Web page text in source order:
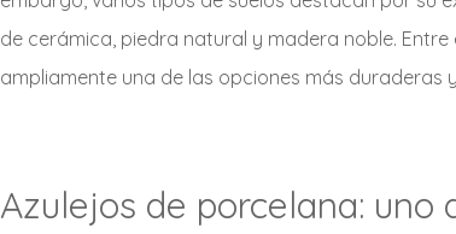
de cerámica, piedra natural y madera noble.
ampliamente una de las opciones más duraderas
Azulejos de porcelana: